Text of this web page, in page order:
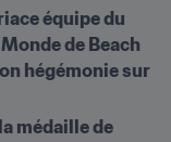
équipe du
de Beach
hégémonie sur
médaille de